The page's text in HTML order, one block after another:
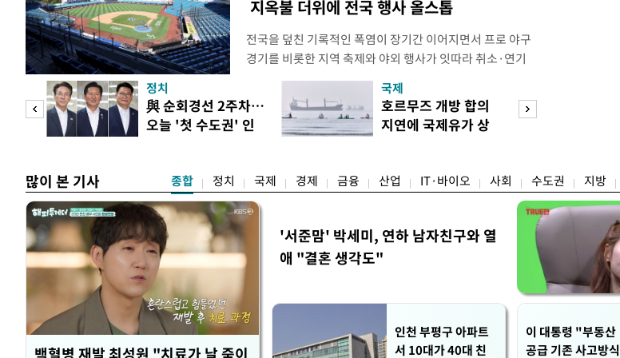
지옥불 더위에 전국 행사 올스톱
전국을 덮친 기록적인 폭염이 장기간 이어지면서 프로 야구
경기를 비롯한 지역 축제와 야외 행사가 잇따라 취소·연기
되고 있다. 골프장과 테니스장, 풋살장 등 야외 체육시설도
문을 닫거나 운영 시간을 단축하는 등 폭염 대응에 나섰다.
전문가들은 최근 폭염이 단순히 불쾌한 더위를 넘어 신체가
감당하기 어려운 수준에 이르렀다며 야외 활동 시 생명에 치
정치
與 순회경선 2주차…
오늘 '첫 수도권' 인
국제
호르무즈 개방 합의
지연에 국제유가 상
많이 본 기사 종합 정치 국제 경제 금융 산업 IT·바이오 사회 수도권 지방
백혈병 재발 최성원 "치료가 날 죽이
'서준맘' 박세미, 연하 남자친구와 열
애 "결혼 생각도"
인천 부평구 아파트
서 10대가 40대 친
이 대통령 "부동산
공급 기존 사고방식